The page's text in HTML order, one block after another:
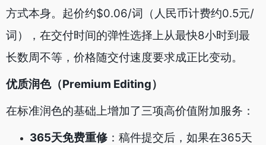
方式本身。起价约$0.06/词（人民币计费约0.5元/
词），在交付时间的弹性选择上从最快8小时到最
长数周不等，价格随交付速度要求成正比变动。
优质润色（Premium Editing）
在标准润色的基础上增加了三项高价值附加服务：
365天免费重修 ：稿件提交后，如果在365天